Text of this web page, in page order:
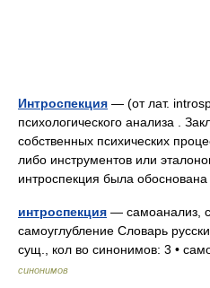
Интроспекция — (от лат.
психологического анализа .
собственных психических
либо инструментов или
интроспекция была
интроспекция — самоанализ,
самоуглубление Словарь
сущ., кол во синонимов: 3 •
синонимов